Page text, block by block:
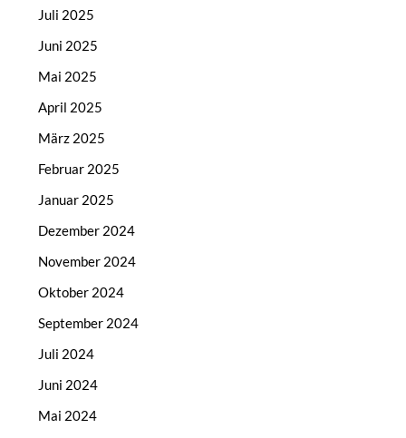
Juli 2025
Juni 2025
Mai 2025
April 2025
März 2025
Februar 2025
Januar 2025
Dezember 2024
November 2024
Oktober 2024
September 2024
Juli 2024
Juni 2024
Mai 2024